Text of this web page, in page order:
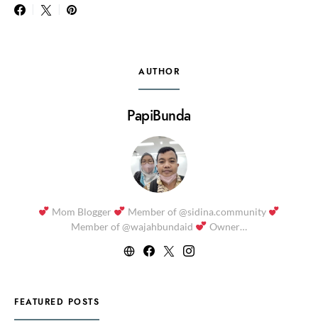
AUTHOR
PapiBunda
Mom Blogger
Member of @sidina.community
Member of @wajahbundaid
Owner…
FEATURED POSTS